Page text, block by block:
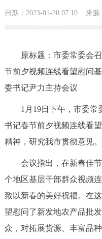
政务公开
市领导
政策兑现
政务服务
个人服务
便民服务
中介服务
日期：2023-01-20 07:10 来源
原标题：市委常委会召
节前夕视频连线看望慰问
委书记尹力主持会议
1月19日下午，市委常
书记春节前夕视频连线看
精神，研究我市贯彻意见
会议指出，在新春佳节
个地区基层干部群众视频
致以新春的美好祝福。在
望慰问了新发地农产品批
众，对拓展货源、丰富品